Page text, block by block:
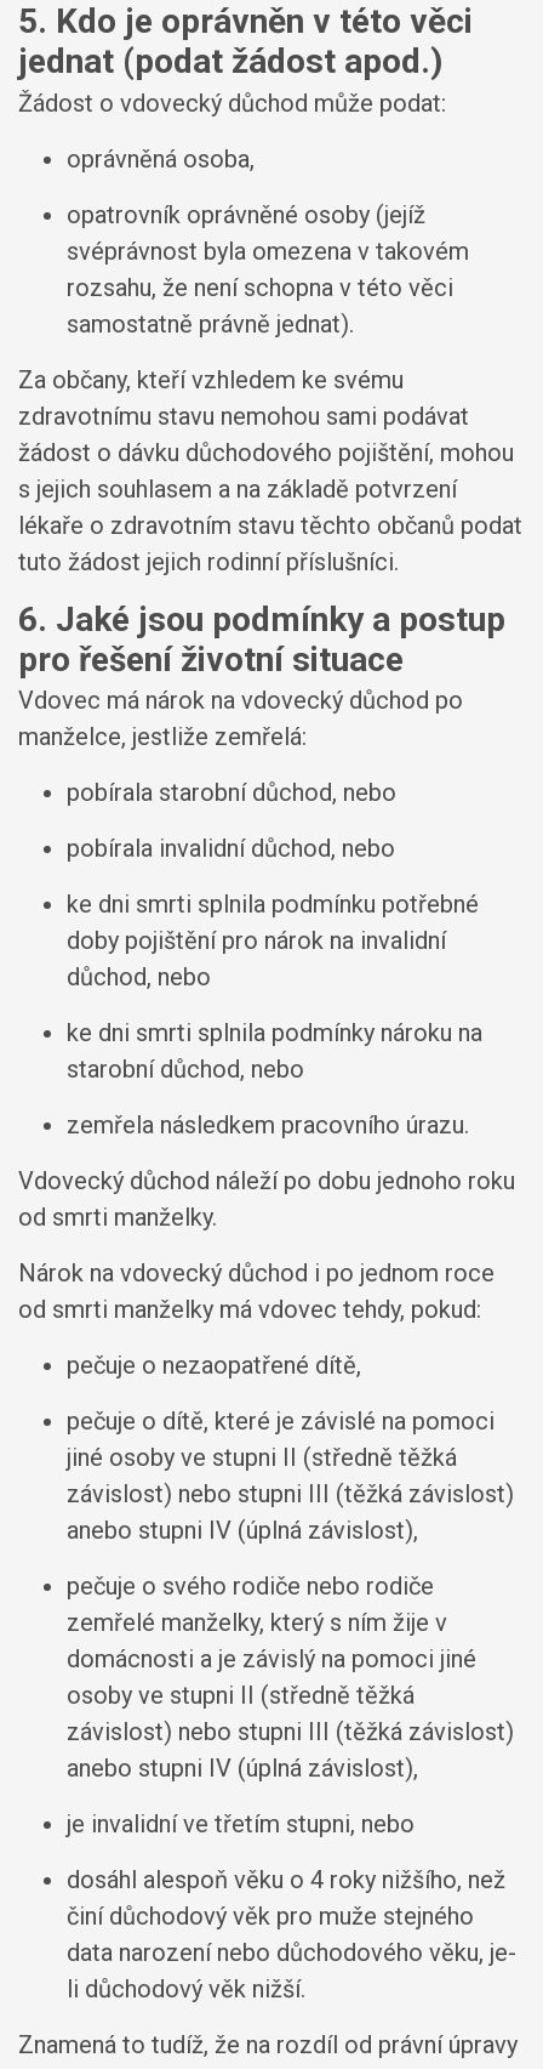
5. Kdo je oprávněn v této věci
jednat (podat žádost apod.)
Žádost o vdovecký důchod může podat:
oprávněná osoba,
opatrovník oprávněné osoby (jejíž
svéprávnost byla omezena v takovém
rozsahu, že není schopna v této věci
samostatně právně jednat).
Za občany, kteří vzhledem ke svému
zdravotnímu stavu nemohou sami podávat
žádost o dávku důchodového pojištění, mohou
s jejich souhlasem a na základě potvrzení
lékaře o zdravotním stavu těchto občanů podat
tuto žádost jejich rodinní příslušníci.
6. Jaké jsou podmínky a postup
pro řešení životní situace
Vdovec má nárok na vdovecký důchod po
manželce, jestliže zemřelá:
pobírala starobní důchod, nebo
pobírala invalidní důchod, nebo
ke dni smrti splnila podmínku potřebné
doby pojištění pro nárok na invalidní
důchod, nebo
ke dni smrti splnila podmínky nároku na
starobní důchod, nebo
zemřela následkem pracovního úrazu.
Vdovecký důchod náleží po dobu jednoho roku
od smrti manželky.
Nárok na vdovecký důchod i po jednom roce
od smrti manželky má vdovec tehdy, pokud:
pečuje o nezaopatřené dítě,
pečuje o dítě, které je závislé na pomoci
jiné osoby ve stupni II (středně těžká
závislost) nebo stupni III (těžká závislost)
anebo stupni IV (úplná závislost),
pečuje o svého rodiče nebo rodiče
zemřelé manželky, který s ním žije v
domácnosti a je závislý na pomoci jiné
osoby ve stupni II (středně těžká
závislost) nebo stupni III (těžká závislost)
anebo stupni IV (úplná závislost),
je invalidní ve třetím stupni, nebo
dosáhl alespoň věku o 4 roky nižšího, než
činí důchodový věk pro muže stejného
data narození nebo důchodového věku, je-
li důchodový věk nižší.
Znamená to tudíž, že na rozdíl od právní úpravy